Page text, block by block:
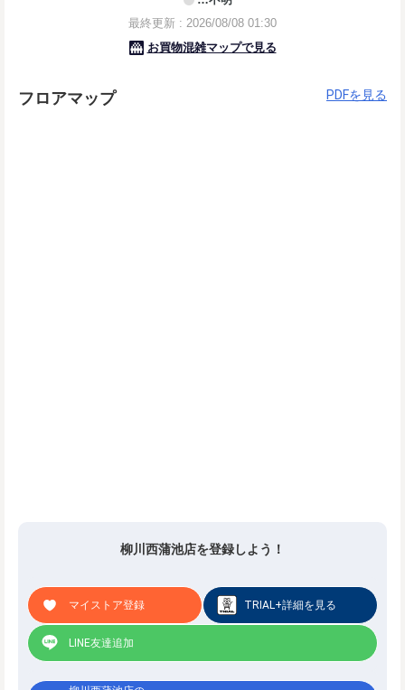
フロアマップ PDFを見る
柳川西蒲池店を登録しよう！
マイストア登録 TRIAL+詳細を見る
LINE友達追加